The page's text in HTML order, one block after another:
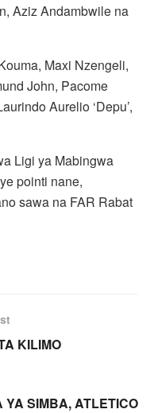
Aziz Andambwile na
Maxi Nzengeli,
John, Pacome
Aurelio ‘Depu’,
Ligi ya Mabingwa
pointi nane,
sawa na FAR Rabat
KILIMO
SIMBA, ATLETICO